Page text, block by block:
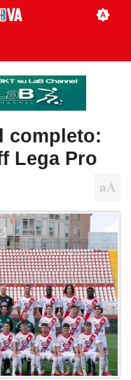
completo:
Lega Pro